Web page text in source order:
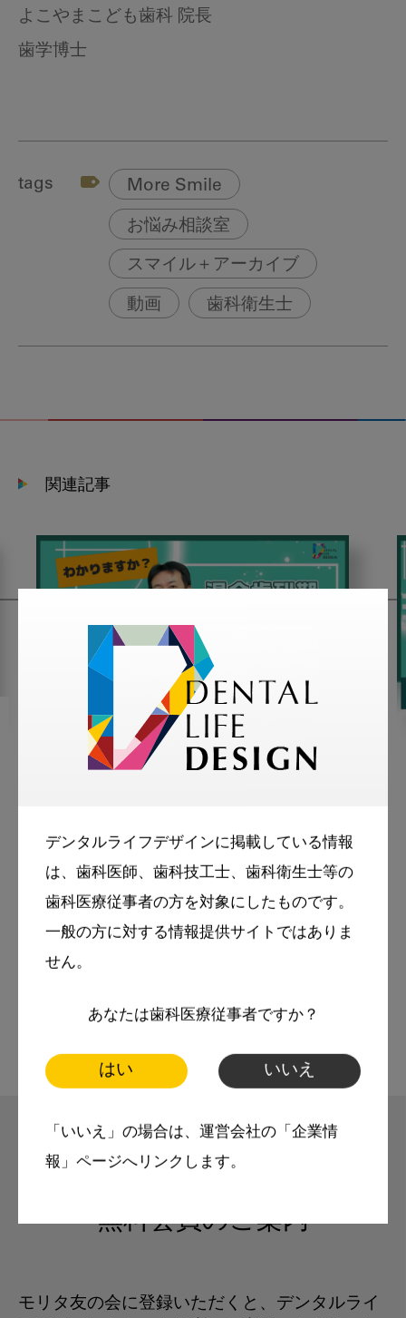
デンタルライフデザインに掲載している情報
は、歯科医師、歯科技工士、歯科衛生士等の
歯科医療従事者の方を対象にしたものです。
一般の方に対する情報提供サイトではありま
せん。
あなたは歯科医療従事者ですか？
はい いいえ
「いいえ」の場合は、運営会社の「企業情
報」ページへリンクします。
よこやまこども歯科 院長
歯学博士
tags More Smile
お悩み相談室
スマイル＋アーカイブ
動画 歯科衛生士
関連記事
2023・3・17 MoreSmile
混合歯列期の乳歯と永久歯の
More Smile
無料会員のご案内
モリタ友の会に登録いただくと、デンタルライ